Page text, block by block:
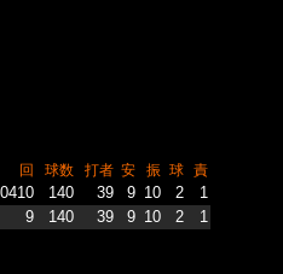
回 球数 打者 安 振 球 責
140 39 9 10 2
1
9 140 39 9 10 2 1